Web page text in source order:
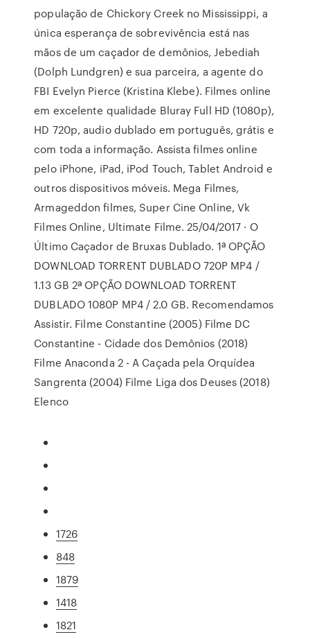
população de Chickory Creek no Mississippi, a
única esperança de sobrevivência está nas
mãos de um caçador de demônios, Jebediah
(Dolph Lundgren) e sua parceira, a agente do
FBI Evelyn Pierce (Kristina Klebe). Filmes online
em excelente qualidade Bluray Full HD (1080p),
HD 720p, audio dublado em português, grátis e
com toda a informação. Assista filmes online
pelo iPhone, iPad, iPod Touch, Tablet Android e
outros dispositivos móveis. Mega Filmes,
Armageddon filmes, Super Cine Online, Vk
Filmes Online, Ultimate Filme. 25/04/2017 · O
Último Caçador de Bruxas Dublado. 1ª OPÇÃO
DOWNLOAD TORRENT DUBLADO 720P MP4 /
1.13 GB 2ª OPÇÃO DOWNLOAD TORRENT
DUBLADO 1080P MP4 / 2.0 GB. Recomendamos
Assistir. Filme Constantine (2005) Filme DC
Constantine - Cidade dos Demônios (2018)
Filme Anaconda 2 - A Caçada pela Orquídea
Sangrenta (2004) Filme Liga dos Deuses (2018)
Elenco
1726
848
1879
1418
1821